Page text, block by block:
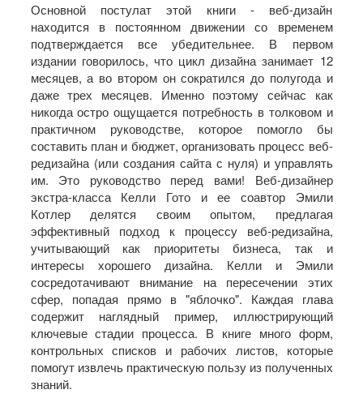
Основной постулат этой книги - веб-дизайн
находится в постоянном движении со временем
подтверждается все убедительнее. В первом
издании говорилось, что цикл дизайна занимает 12
месяцев, а во втором он сократился до полугода и
даже трех месяцев. Именно поэтому сейчас как
никогда остро ощущается потребность в толковом и
практичном руководстве, которое помогло бы
составить план и бюджет, организовать процесс веб-
редизайна (или создания сайта с нуля) и управлять
им. Это руководство перед вами! Веб-дизайнер
экстра-класса Келли Гото и ее соавтор Эмили
Котлер делятся своим опытом, предлагая
эффективный подход к процессу веб-редизайна,
учитывающий как приоритеты бизнеса, так и
интересы хорошего дизайна. Келли и Эмили
сосредотачивают внимание на пересечении этих
сфер, попадая прямо в "яблочко". Каждая глава
содержит наглядный пример, иллюстрирующий
ключевые стадии процесса. В книге много форм,
контрольных списков и рабочих листов, которые
помогут извлечь практическую пользу из полученных
знаний.